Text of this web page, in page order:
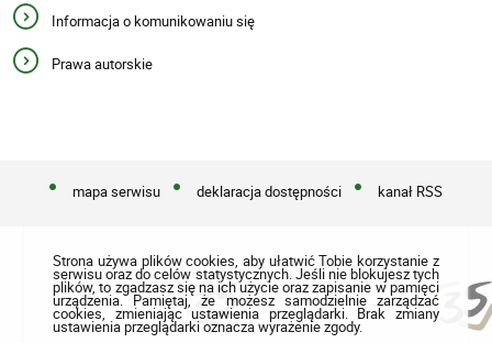
Informacja o komunikowaniu się
Prawa autorskie
mapa serwisu deklaracja dostępności kanał RSS
Strona używa plików cookies, aby ułatwić Tobie korzystanie z
serwisu oraz do celów statystycznych. Jeśli nie blokujesz tych
plików, to zgadzasz się na ich użycie oraz zapisanie w pamięci
urządzenia. Pamiętaj, że możesz samodzielnie zarządzać
cookies, zmieniając ustawienia przeglądarki. Brak zmiany
ustawienia przeglądarki oznacza wyrażenie zgody.